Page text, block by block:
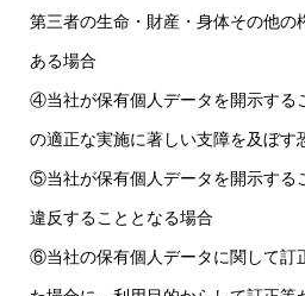
第三者の生命・財産・身体その他の
ある場合
④当社が保有個人データを開示する
の適正な実施に著しい支障を及ぼす
⑤当社が保有個人データを開示する
違反することとなる場合
⑥当社の保有個人データに関して訂